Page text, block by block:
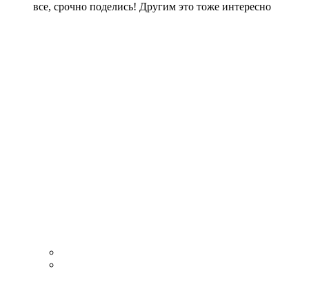
все, срочно поделись! Другим это тоже интересно